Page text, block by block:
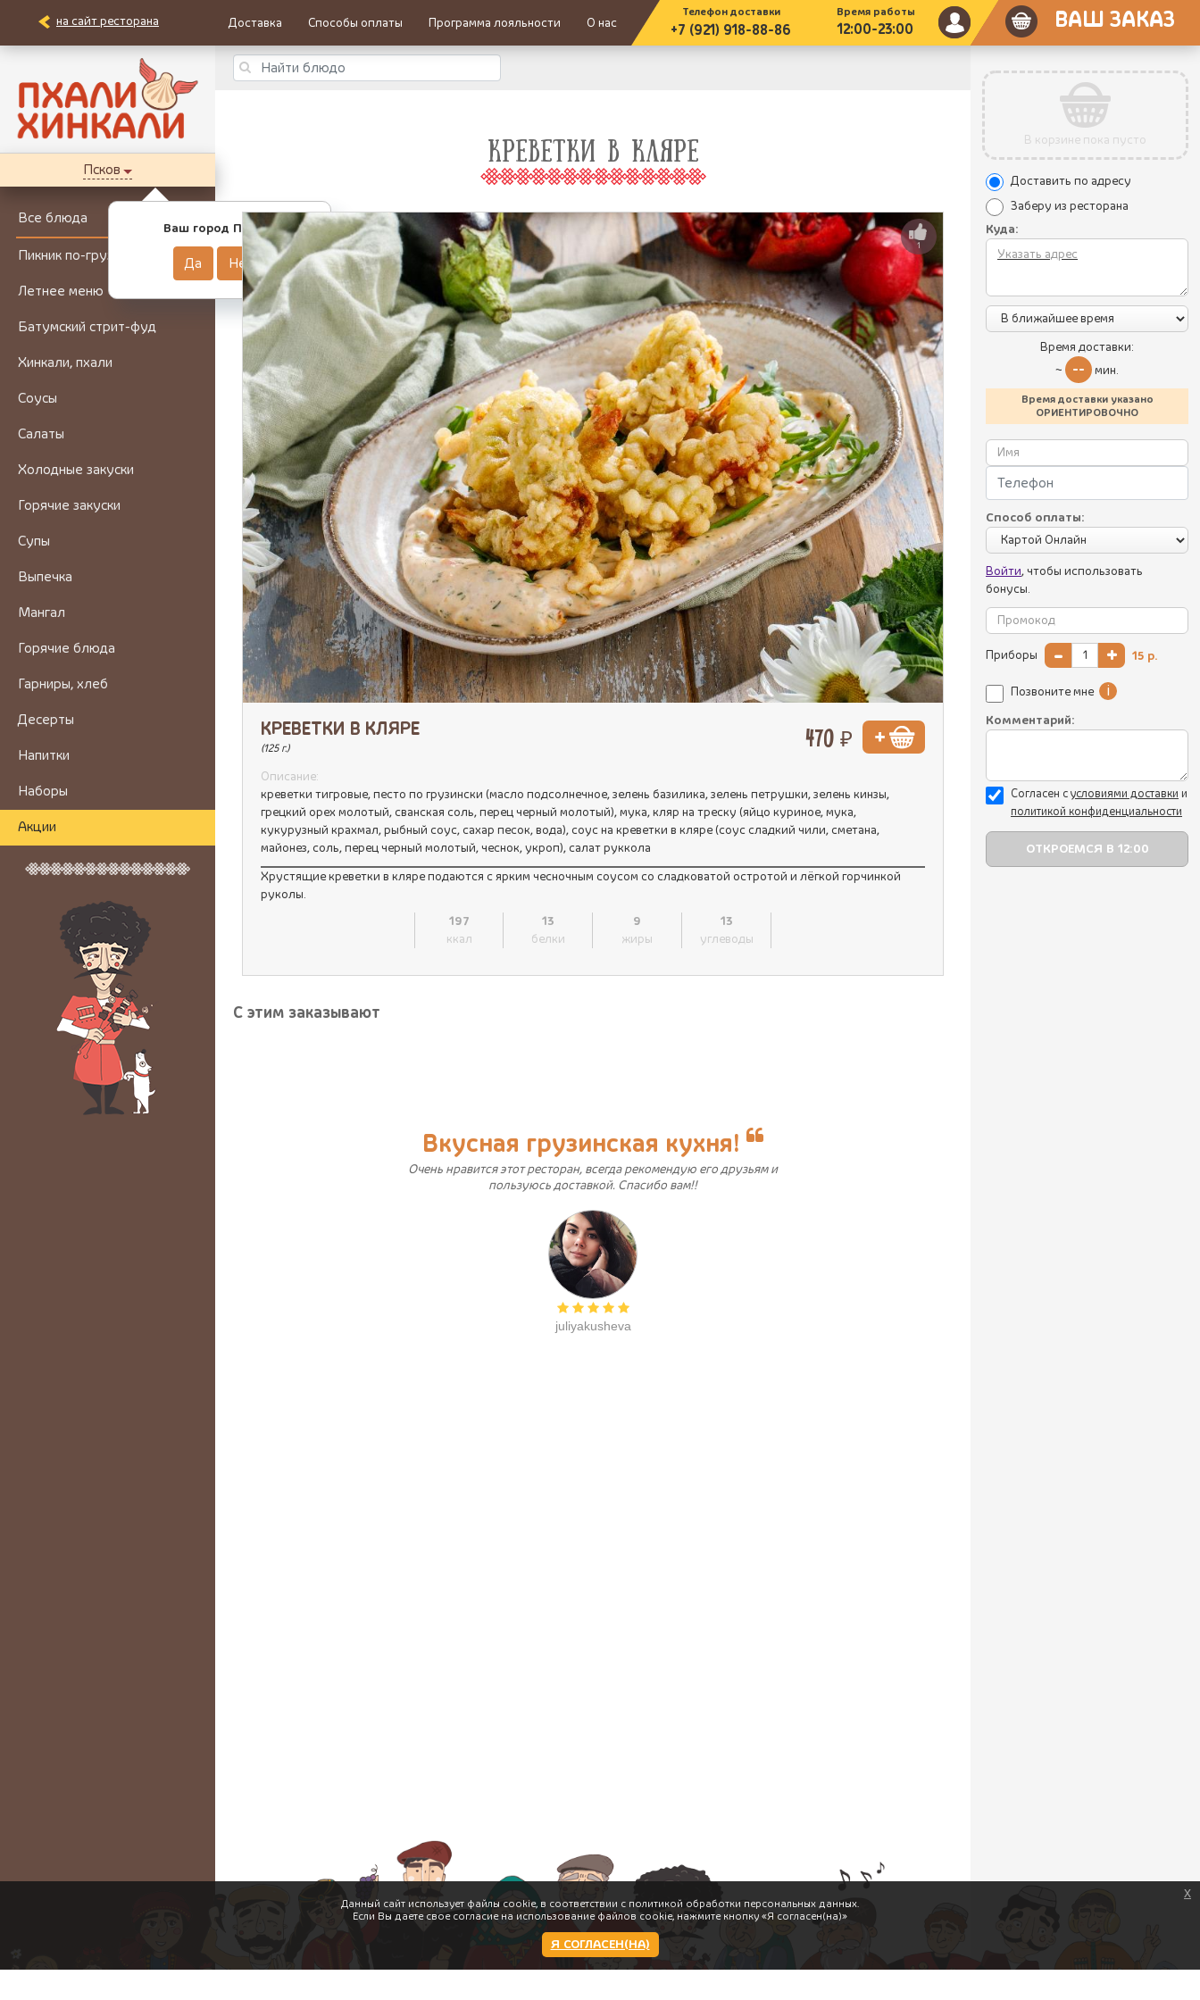
на сайт ресторана Доставка Способы оплаты Программа лояльности О нас
Телефон доставки
+7 (921) 918-88-86
Время работы
12:00-23:00 ВАШ ЗАКАЗ
Псков
Ваш город Псков?
Да Нет
Все блюда
Пикник по-грузински
Летнее меню
Батумский стрит-фуд
Хинкали, пхали
Соусы
Салаты
Холодные закуски
Горячие закуски
Супы
Выпечка
Мангал
Горячие блюда
Гарниры, хлеб
Десерты
Напитки
Наборы
Акции
КРЕВЕТКИ В КЛЯРЕ
1
КРЕВЕТКИ В КЛЯРЕ
(125 г.) 470 ₽
Описание:
креветки тигровые, песто по грузински (масло подсолнечное, зелень базилика, зелень петрушки, зелень кинзы,
грецкий орех молотый, сванская соль, перец черный молотый), мука, кляр на треску (яйцо куриное, мука,
кукурузный крахмал, рыбный соус, сахар песок, вода), соус на креветки в кляре (соус сладкий чили, сметана,
майонез, соль, перец черный молотый, чеснок, укроп), салат руккола
Хрустящие креветки в кляре подаются с ярким чесночным соусом со сладковатой остротой и лёгкой горчинкой
руколы.
197
ккал
13
белки
9
жиры
13
углеводы
С этим заказывают
Вкусная грузинская кухня!
Очень нравится этот ресторан, всегда рекомендую его друзьям и
пользуюсь доставкой. Спасибо вам!!
juliyakusheva
В корзине пока пусто
Доставить по адресу
Заберу из ресторана
Куда:
Время доставки:
~
-- мин.
Время доставки указано
ОРИЕНТИРОВОЧНО
Способ оплаты:
Войти, чтобы использовать
бонусы.
Приборы - + 15 р.
Позвоните мне i
Комментарий:
Согласен суcловиями доставки и
политикой конфиденциальности
Данный сайт использует файлы cookie, в соответствии с политикой обработки персональных данных.
Если Вы даете свое согласие на использование файлов cookie, нажмите кнопку «Я согласен(на)»
Я СОГЛАСЕН(НА)
x